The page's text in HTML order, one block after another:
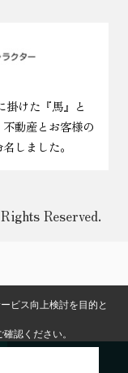
掛けた『馬』と
動産とお客様の
しました。
Reserved.
ビス向上検討を目的と
確認ください。